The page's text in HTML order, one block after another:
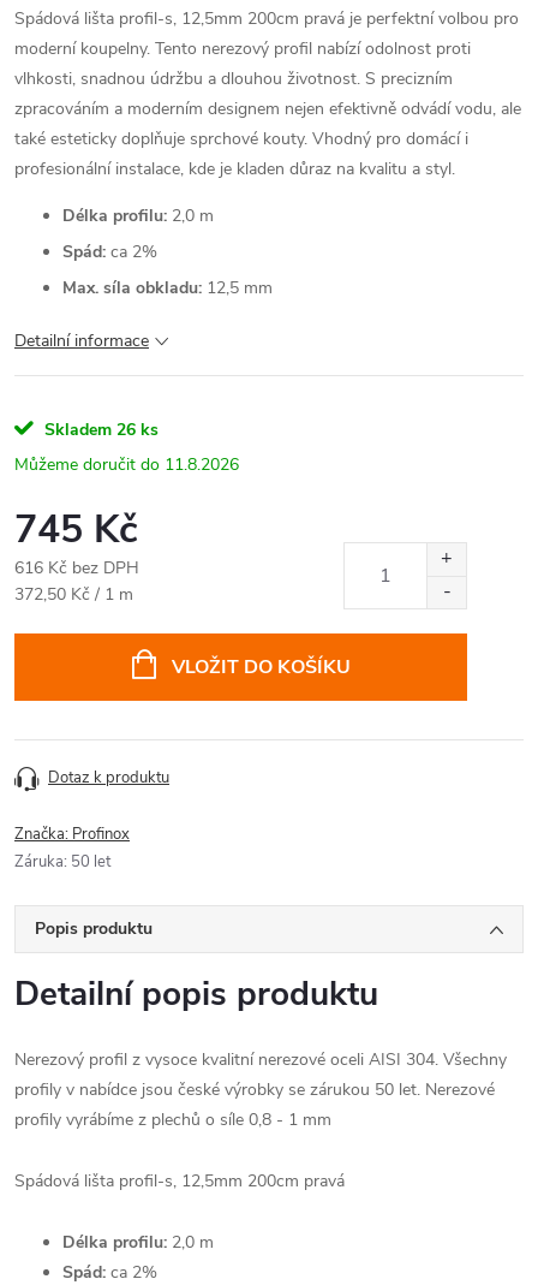
Spádová lišta profil-s, 12,5mm 200cm pravá je perfektní volbou pro
moderní koupelny. Tento nerezový profil nabízí odolnost proti
vlhkosti, snadnou údržbu a dlouhou životnost. S precizním
zpracováním a moderním designem nejen efektivně odvádí vodu, ale
také esteticky doplňuje sprchové kouty. Vhodný pro domácí i
profesionální instalace, kde je kladen důraz na kvalitu a styl.
Délka profilu: 2,0 m
Spád: ca 2%
Max. síla obkladu: 12,5 mm
Detailní informace
Skladem 26 ks
11.8.2026
745 Kč
616 Kč bez DPH
Měrná
372,50 Kč / 1 m
VLOŽIT DO KOŠÍKU
Dotaz k produktu
Značka: Profinox
Záruka: 50 let
Popis produktu
Detailní popis produktu
Nerezový profil z vysoce kvalitní nerezové oceli AISI 304. Všechny
profily v nabídce jsou české výrobky se zárukou 50 let. Nerezové
profily vyrábíme z plechů o síle 0,8 - 1 mm
Spádová lišta profil-s, 12,5mm 200cm pravá
Délka profilu: 2,0 m
Spád: ca 2%